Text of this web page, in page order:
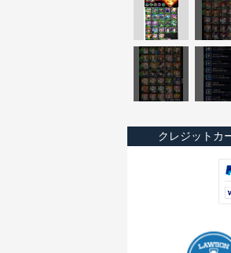
クレジットカ